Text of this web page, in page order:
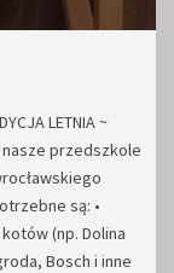
LETNIA ~
nasze przedszkole
potrzebne są: •
(np. Dolina
Bosch i inne